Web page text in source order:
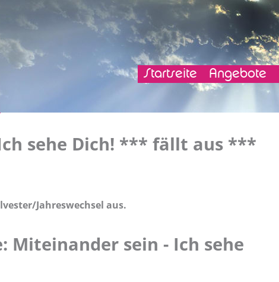
Navigation
überspringen
Startseite Angebote
sehe Dich! *** fällt aus ***
Jahreswechsel aus.
Miteinander sein - Ich sehe